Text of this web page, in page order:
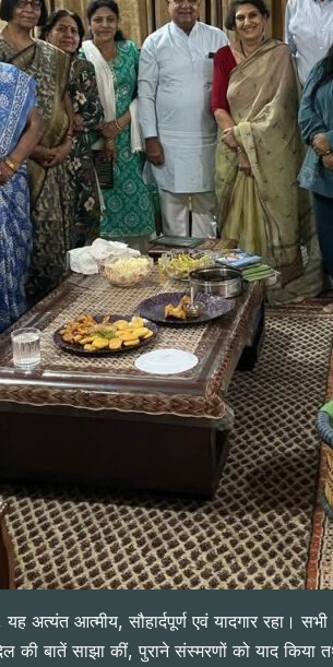
आत्मीय, सौहार्दपूर्ण एवं यादगार रहा।
साझा कीं, पुराने संस्मरणों को याद किया